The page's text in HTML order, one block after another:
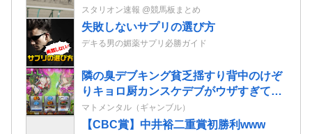
スタリオン速報 @競馬板まとめ
失敗しないサプリの選び方
デキる男の媚薬サプリ必勝ガイド
隣の臭デブキング貧乏揺すり背中のけぞ
りキョロ厨カンスケデブがウザすぎて心
が折れそう…
マトメンタル（ギャンブル）
【CBC賞】中井裕二重賞初勝利www